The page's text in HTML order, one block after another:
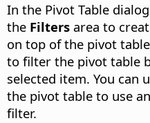
In the Pivot Table
the Filters area to
on top of the pivot
to filter the pivot table
selected item. You can
the pivot table to use
filter.